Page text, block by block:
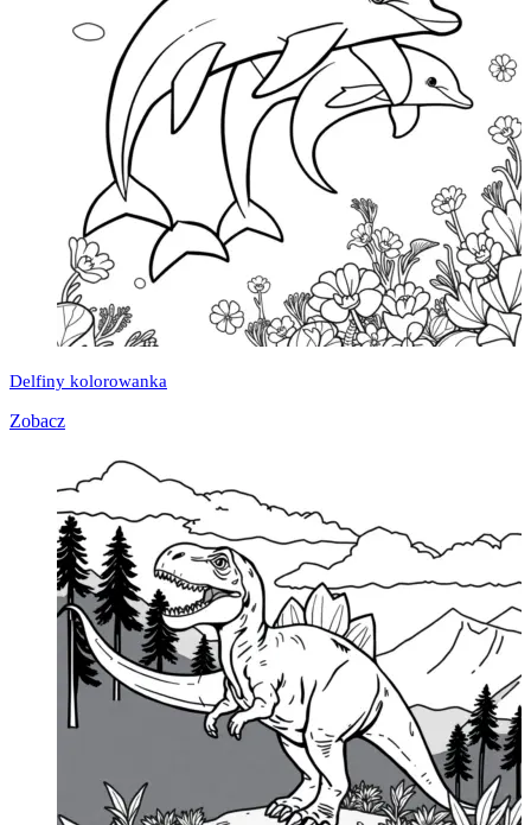
Delfiny kolorowanka
Zobacz